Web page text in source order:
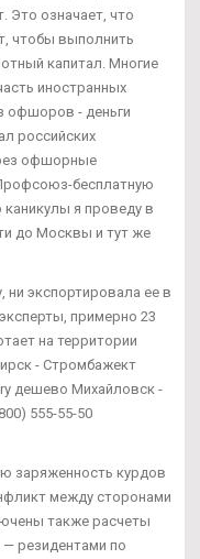
Это означает, что
чтобы выполнить
капитал. Многие
иностранных
офшоров - деньги
российских
офшорные
бесплатную
каникулы я проведу в
до Москвы и тут же
ни экспортировала ее в
примерно 23
на территории
- Стромбажект
дешево Михайловск -
555-55-50
заряженность курдов
между сторонами
также расчеты
резидентами по